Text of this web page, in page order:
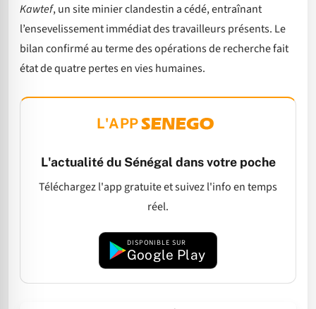
Kawtef, un site minier clandestin a cédé, entraînant
l’ensevelissement immédiat des travailleurs présents. Le
bilan confirmé au terme des opérations de recherche fait
état de quatre pertes en vies humaines.
L'APP
L'actualité du Sénégal dans votre poche
Téléchargez l'app gratuite et suivez l'info en temps
réel.
DISPONIBLE SUR
Google Play